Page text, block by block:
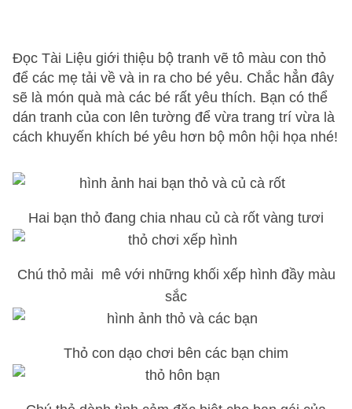
Đọc Tài Liệu giới thiệu bộ tranh vẽ tô màu con thỏ
để các mẹ tải về và in ra cho bé yêu. Chắc hẳn đây
sẽ là món quà mà các bé rất yêu thích. Bạn có thể
dán tranh của con lên tường để vừa trang trí vừa là
cách khuyến khích bé yêu hơn bộ môn hội họa nhé!
Hai bạn thỏ đang chia nhau củ cà rốt vàng tươi
Chú thỏ mải mê với những khối xếp hình đầy màu
sắc
Thỏ con dạo chơi bên các bạn chim